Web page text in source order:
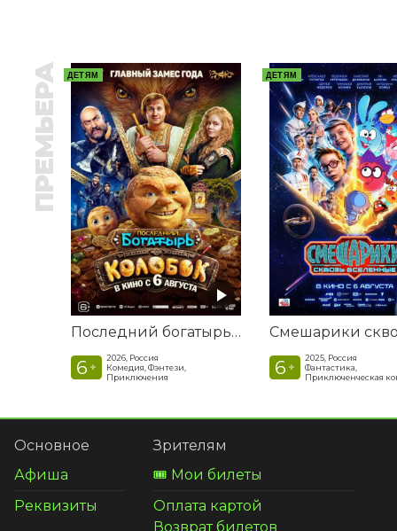
ПРЕМЬЕРА ДЕТЯМ
Последний богатырь. Колобок
6 +
2026, Россия
Комедия, Фэнтези,
Приключения
ДЕТЯМ
6 +
2025, Россия
Фантастика,
Приключенческая
Основное
Афиша
Реквизиты
Зрителям
🎟️ Мои билеты
Оплата картой
Возврат билетов